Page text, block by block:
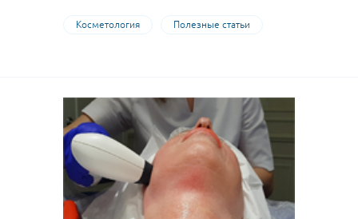
Косметология Полезные статьи